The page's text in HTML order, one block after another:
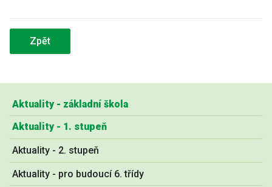
Aktuality - základní škola
Aktuality - 1. stupeň
Aktuality - 2. stupeň
Aktuality - pro budoucí 6. třídy
Zpět